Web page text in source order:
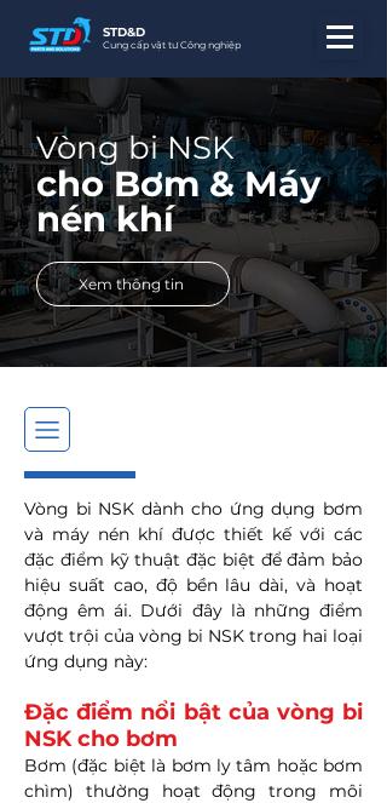
STD&D
Cung cấp vật tư Công nghiệp
Vòng bi NSK
cho Bơm & Máy
nén khí
Xem thông tin
Vòng bi NSK dành cho ứng dụng bơm
và máy nén khí được thiết kế với các
đặc điểm kỹ thuật đặc biệt để đảm bảo
hiệu suất cao, độ bền lâu dài, và hoạt
động êm ái. Dưới đây là những điểm
vượt trội của vòng bi NSK trong hai loại
ứng dụng này:
Đặc điểm nổi bật của vòng bi
NSK cho bơm
Bơm (đặc biệt là bơm ly tâm hoặc bơm
chìm) thường hoạt động trong môi